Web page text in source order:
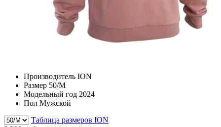
Производитель ION
Размер 50/M
Модельный год 2024
Пол Мужской
Таблица размеров ION